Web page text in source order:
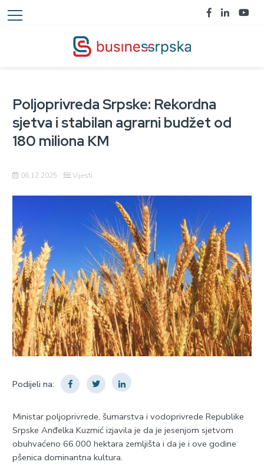
Poljoprivreda Srpske: Rekordna
sjetva i stabilan agrarni budžet od
180 miliona KM
06.12.2025 Vijesti
Podijeli na:
Ministar poljoprivrede, šumarstva i vodoprivrede Republike
Srpske Anđelka Kuzmić izjavila je da je jesenjom sjetvom
obuhvaćeno 66.000 hektara zemljišta i da je i ove godine
pšenica dominantna kultura.